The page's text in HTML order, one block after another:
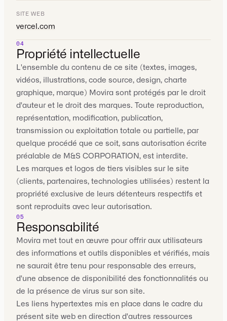
SITE WEB
vercel.com
04
Propriété intellectuelle
L'ensemble du contenu de ce site (textes, images,
vidéos, illustrations, code source, design, charte
graphique, marque) Movira sont protégés par le droit
d'auteur et le droit des marques. Toute reproduction,
représentation, modification, publication,
transmission ou exploitation totale ou partielle, par
quelque procédé que ce soit, sans autorisation écrite
préalable de M&S CORPORATION, est interdite.
Les marques et logos de tiers visibles sur le site
(clients, partenaires, technologies utilisées) restent la
propriété exclusive de leurs détenteurs respectifs et
sont reproduits avec leur autorisation.
05
Responsabilité
Movira met tout en œuvre pour offrir aux utilisateurs
des informations et outils disponibles et vérifiés, mais
ne saurait être tenu pour responsable des erreurs,
d'une absence de disponibilité des fonctionnalités ou
de la présence de virus sur son site.
Les liens hypertextes mis en place dans le cadre du
présent site web en direction d'autres ressources